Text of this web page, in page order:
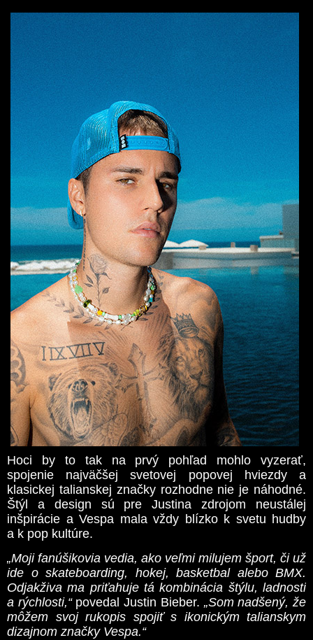
Hoci by to tak na prvý pohľad mohlo vyzerať,
spojenie najväčšej svetovej popovej hviezdy a
klasickej talianskej značky rozhodne nie je náhodné.
Štýl a design sú pre Justina zdrojom neustálej
inšpirácie a Vespa mala vždy blízko k svetu hudby
a k pop kultúre.
„Moji fanúšikovia vedia, ako veľmi milujem šport, či už
ide o skateboarding, hokej, basketbal alebo BMX.
Odjakživa ma priťahuje tá kombinácia štýlu, ladnosti
a rýchlosti,“povedal Justin Bieber. „Som nadšený, že
môžem svoj rukopis spojiť s ikonickým talianskym
dizajnom značky Vespa.“